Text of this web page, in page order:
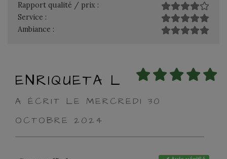
Rapport qualité / prix :
Service :
Ambiance :
ENRIQUETA L
A ÉCRIT LE MERCREDI 30
OCTOBRE 2024